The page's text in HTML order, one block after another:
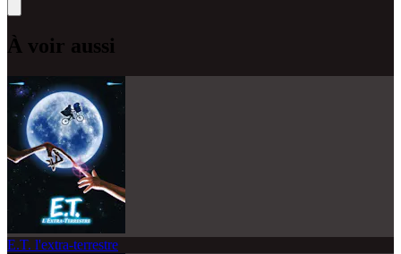
À voir aussi
E.T. l'extra-terrestre